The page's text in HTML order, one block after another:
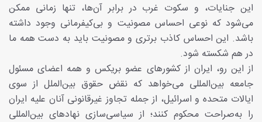
این جنایات، و سکوت غرب در برابر آن‌ها، تنها زمانی ممکن
می‌شود که نوعی احساس مصونیت و بی‌کیفر‌مانی وجود داشته
باشد. این احساس کاذب برتری و مصونیت باید به دست همه ما
در هم شکسته شود.
از این رو، ایران از کشورهای عضو بریکس و همه اعضای مسئول
جامعه بین‌المللی می‌خواهد که نقض حقوق بین‌الملل از سوی
ایالات متحده و اسرائیل، از جمله تجاوز غیرقانونی آنان علیه ایران
را به‌صراحت محکوم کنند؛ از سیاسی‌سازی نهادهای بین‌المللی